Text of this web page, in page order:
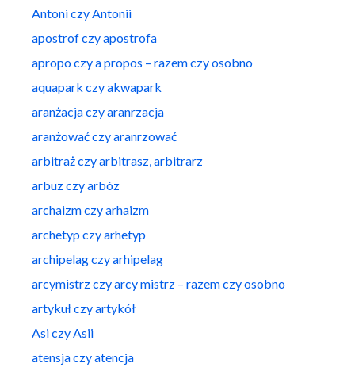
Antoni czy Antonii
apostrof czy apostrofa
apropo czy a propos – razem czy osobno
aquapark czy akwapark
aranżacja czy aranrzacja
aranżować czy aranrzować
arbitraż czy arbitrasz, arbitrarz
arbuz czy arbóz
archaizm czy arhaizm
archetyp czy arhetyp
archipelag czy arhipelag
arcymistrz czy arcy mistrz – razem czy osobno
artykuł czy artykół
Asi czy Asii
atensja czy atencja